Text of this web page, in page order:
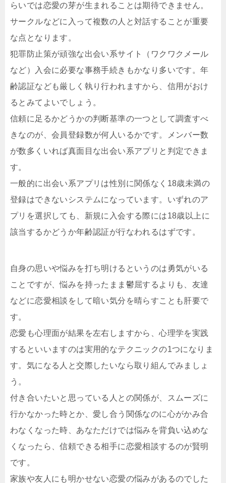
らいでは恋愛の芽が生まれることは期待できません。
サークルなどに入って複数の人と対話することが重要
な点となります。
犯罪防止策が頑強な出会い系サイト（ワクワクメール
など）入会に必要な事務手続きもかなり多いです。年
齢認証なども厳しく執り行われますから、信用がおけ
るとみてよいでしょう。
信頼に足るかどうかの判断基準の一つとして調査すべ
きなのが、会員登録数が何人いるかです。メンバー数
が数多くいれば真面目な出会い系アプリと判定できま
す。
一般的に出会い系アプリは性別に関係なく18歳未満の
登録はできないシステムになっています。いずれのア
プリを選択しても、新規に入会する際には18歳以上に
該当するかどうか年齢認証が行なわれるはずです。
自身の思いや悩みを打ち明けるというのは勇気がいる
ことですが、悩みを持ったまま鬱屈するよりも、友達
などに恋愛相談をして暗い気分を晴らすことも肝要で
す。
恋愛も心理面が結果を左右しますから、心理学を実践
するといいますのは実用的なテクニックの1つになりま
す。気になる人と交際したいなら取り組んでみましょ
う。
付き合いたいと思っている人との関係が、スムーズに
行かなかった時とか、愛し合う関係なのに心がかみ合
わなくなった時、あなただけでは悩みを背負い込めな
くなったら、信頼できる相手に恋愛相談するのが賢明
です。
家族や友人にも明かせない恋愛の悩みがあるのでした